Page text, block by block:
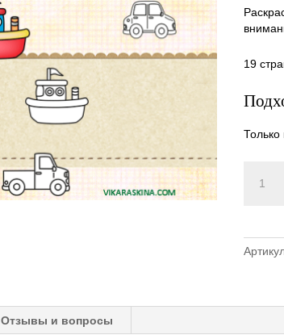
19
Только
товара
для
Отзывы и вопросы